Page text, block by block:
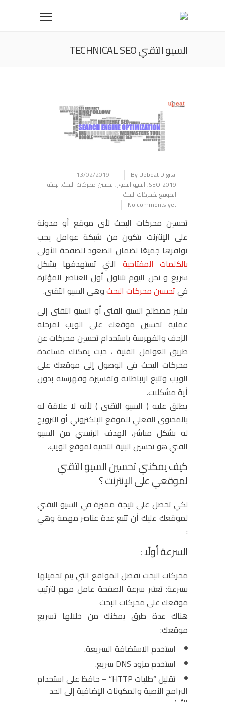
السيو التقني TECHNICAL SEO
13/02/2019 By Upbeat Digital
No comments yet
SEO 2019
, السيو التقني,تحسين محركات البحث,تهيئة
الموقع لمُحركات البحث
تحسين محركات البحث لأى موقع أو مدونة
على الإنترنت يتكون من شبكة عوامل يجب
توافرها جميعًا لضمان الصعود للصفحة الأولى
بالكلمات المفتاحية التي تستهدفها بشكل
سريع و نحن اليوم نتناول أول العناصر المؤثرة
فيتحسين محركات البحثوهي السيو التقني.
يشير مصطلح السيو الفني أو السيو التقني إلى
عملية تحسين موقعك على الويب لمرحلة
الزحف والفهرسة باستخدام تحسين محركات عن
طريق العوامل الفنية ، حيث يمكنك مساعدة
محركات البحث في الوصول إلى موقعك على
الويب وتتبع ارتباطاته وتفسيره وفهرسته بدون
أية مشكلات.
يطلق عليه ( السيو التقني ) لأنه لا علاقة له
بالمحتوى الفعلي للموقع الإلكتروني أو الترويج
له بشكل مباشر، الهدف الرئيسي من السيو
الفني هو تحسين البنية التحتية لموقع الويب.
كيف يمكنني تحسين السيو التقني
لموقعي على الإنترنت ؟
لكي تحصل على نتيجة مميزة في السيو التقني
لموقعك عليك أن تتبع عدة عناصر مهمة وهي
:
السرعة أولًا :
محركات البحث تفضل المواقع التي يتم تحميلها
بسرعة: تعتبر سرعة الصفحة عامل مهم لترتيب
موقعك على محركات البحث
هناك عدة طرق يمكنك من خلالها تسريع
موقعك:
استخدم الاستضافة السريعة.
استخدم مزود DNS سريع.
تقليل “طلبات HTTP” – حافظ على استخدام
البرامج النصية والمكونات الإضافية إلى الحد